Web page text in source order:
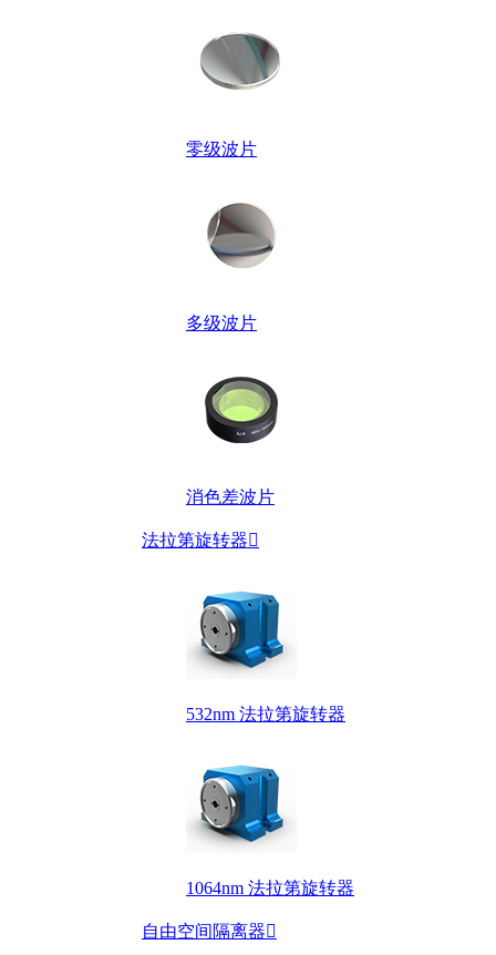
零级波片
多级波片
消色差波片
法拉第旋转器
532nm 法拉第旋转器
1064nm 法拉第旋转器
自由空间隔离器